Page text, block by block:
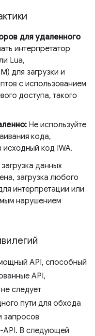
для удаленного
интерпретатор
Lua,
для загрузки и
с использованием
доступа, такого
Не используйте
кода,
исходный код IWA.
данных
загрузка любого
интерпретации или
нарушением
API, способный
API,
следует
пути для обхода
запросов
API. В следующей